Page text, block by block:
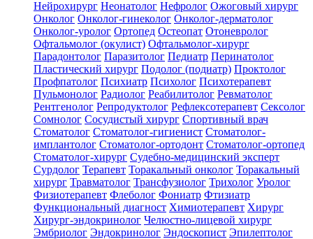
Нейрохирург Неонатолог Нефролог Ожоговый хирург
Онколог Онколог-гинеколог Онколог-дерматолог
Онколог-уролог Ортопед Остеопат Отоневролог
Офтальмолог (окулист) Офтальмолог-хирург
Парадонтолог Паразитолог Педиатр Перинатолог
Пластический хирург Подолог (подиатр) Проктолог
Профпатолог Психиатр Психолог Психотерапевт
Пульмонолог Радиолог Реабилитолог Ревматолог
Рентгенолог Репродуктолог Рефлексотерапевт Сексолог
Сомнолог Сосудистый хирург Спортивный врач
Стоматолог Стоматолог-гигиенист Стоматолог-
имплантолог Стоматолог-ортодонт Стоматолог-ортопед
Стоматолог-хирург Судебно-медицинский эксперт
Сурдолог Терапевт Торакальный онколог Торакальный
хирург Травматолог Трансфузиолог Трихолог Уролог
Физиотерапевт Флеболог Фониатр Фтизиатр
Функциональный диагност Химиотерапевт Хирург
Хирург-эндокринолог Челюстно-лицевой хирург
Эмбриолог Эндокринолог Эндоскопист Эпилептолог